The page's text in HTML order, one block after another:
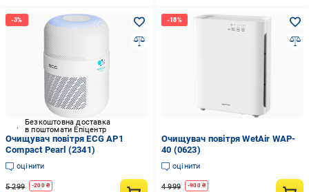
Безкоштовна доставка
в поштомати Епіцентр
Очищувач повітря ECG AP1
Compact Pearl (2341)
оцінити
5 299 -200₴
Очищувач повітря WetAir WAP-
40 (0623)
оцінити
4 999 -900₴